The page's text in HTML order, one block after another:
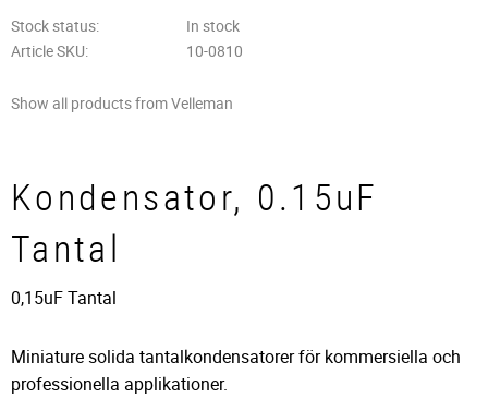
Stock status
In stock
Article SKU
10-0810
Show all products from Velleman
Kondensator, 0.15uF
Tantal
0,15uF Tantal
Miniature solida tantalkondensatorer för kommersiella och
professionella applikationer.